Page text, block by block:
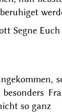
Segne
so ganz